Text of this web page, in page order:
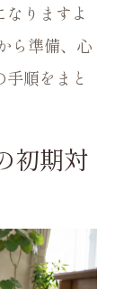
りますよ
ら準備、心
順をまと
初期対